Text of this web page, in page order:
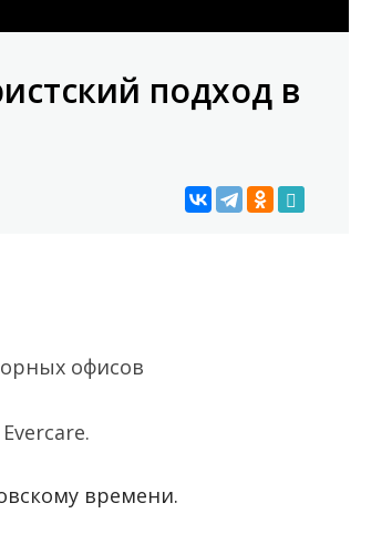
подход в
офисов
времени.